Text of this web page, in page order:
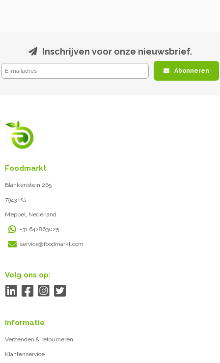
Inschrijven voor onze nieuwsbrief.
Abonneren
Foodmarkt
Blankenstein 265
7943 PG
Meppel, Nederland
+31 642863025
service@foodmarkt.com
Volg ons op:
Informatie
Verzenden & retourneren
Klantenservice